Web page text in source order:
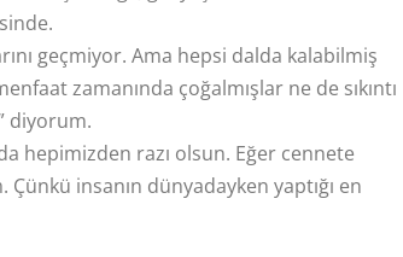
geçmiyor. Ama hepsi dalda kalabilmiş
zamanında çoğalmışlar ne de sıkıntı
diyorum.
hepimizden razı olsun. Eğer cennete
insanın dünyadayken yaptığı en